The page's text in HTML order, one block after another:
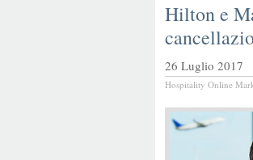
Hilton e
26 Luglio 2017
Hospitality Online